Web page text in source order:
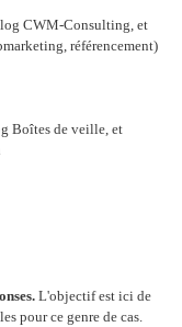
CWM-Consulting, et
référencement)
Boîtes de veille, et
L'objectif est ici de
pour ce genre de cas.